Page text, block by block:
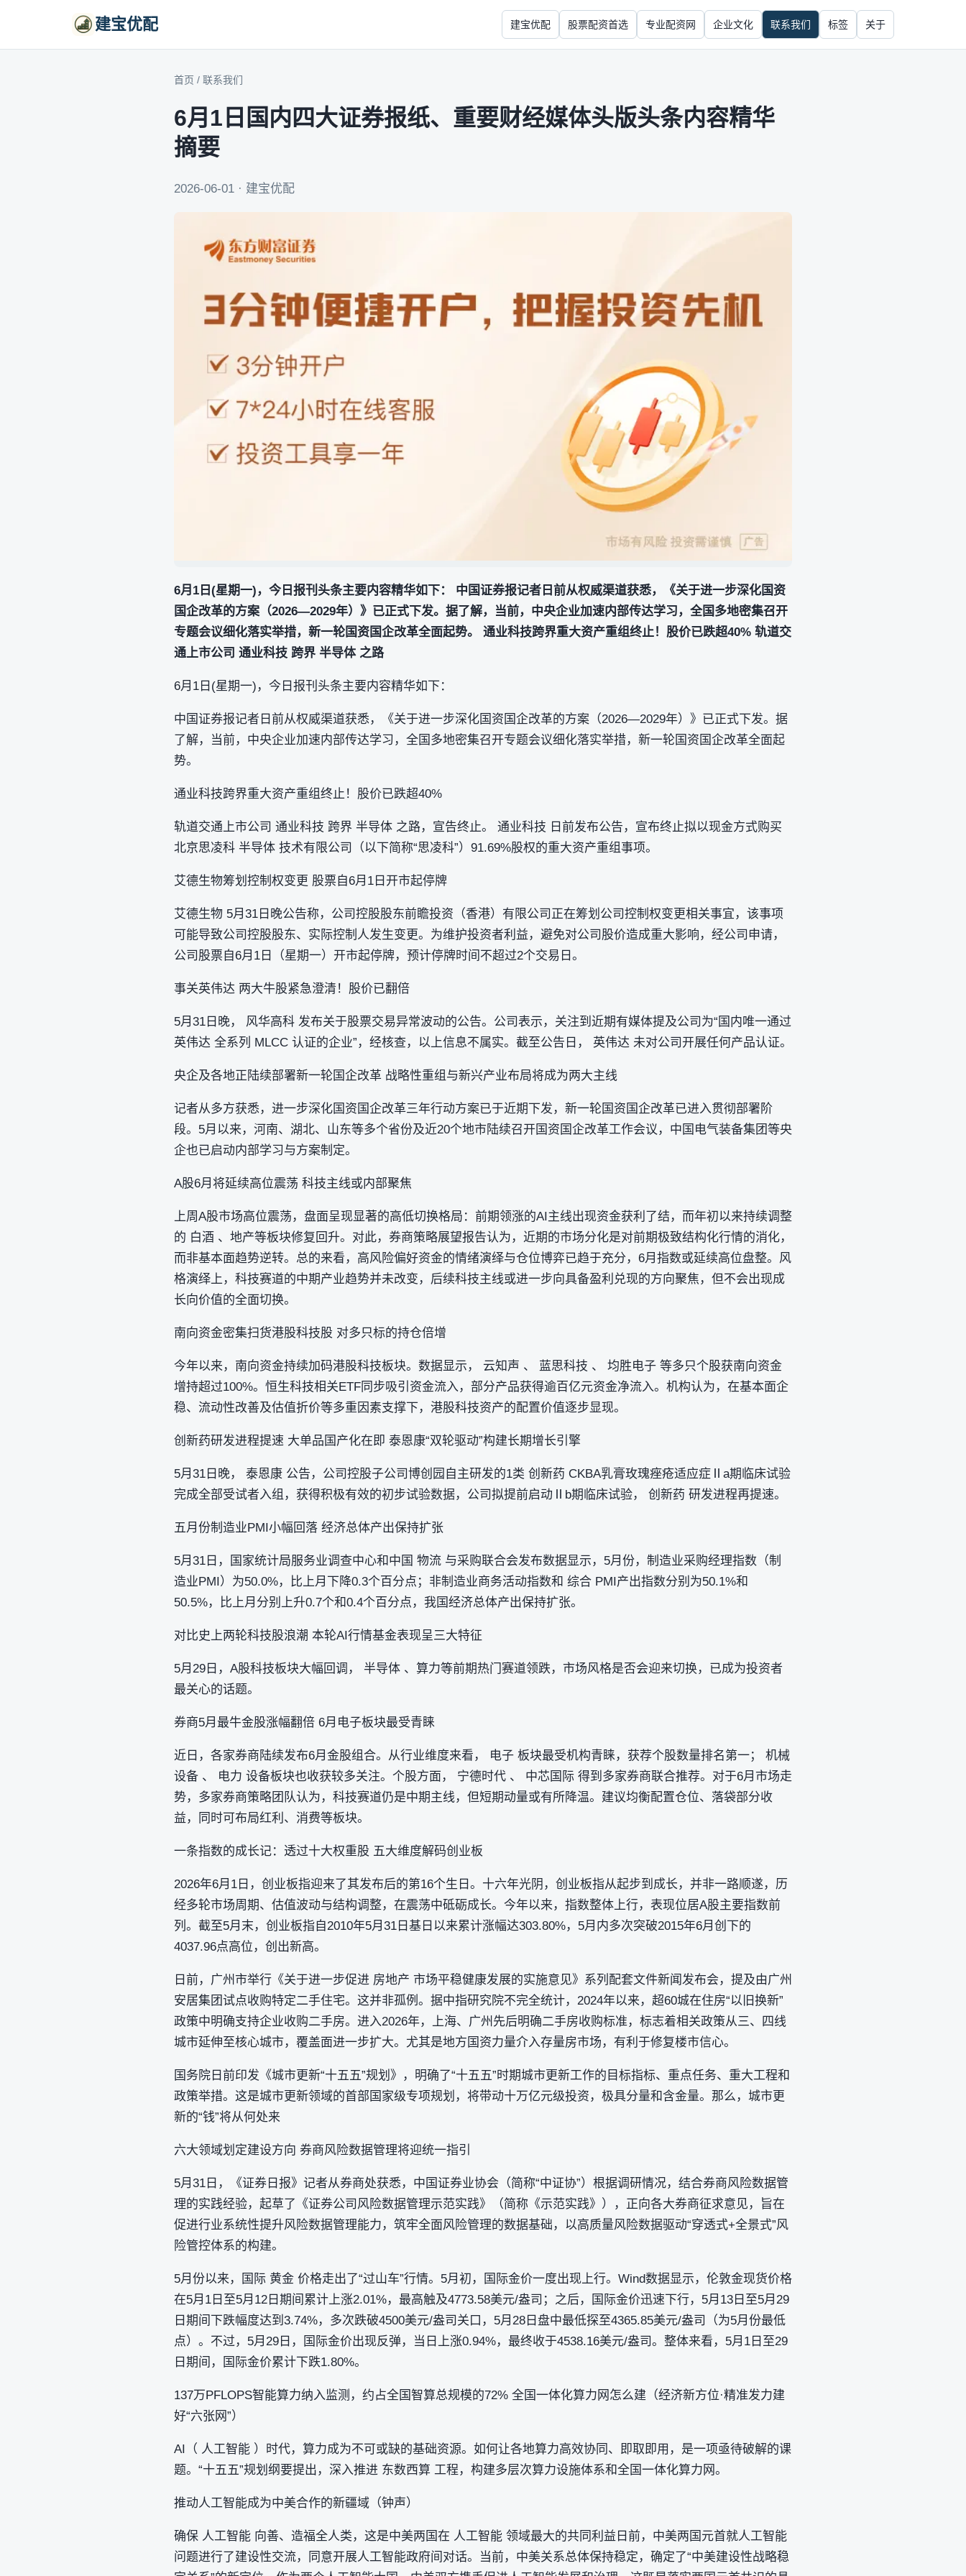
建宝优配 建宝优配 股票配资首选 专业配资网 企业文化 联系我们 标签 关于
首页 / 联系我们
6月1日国内四大证券报纸、重要财经媒体头版头条内容精华
摘要
2026-06-01 · 建宝优配
6月1日(星期一)，今日报刊头条主要内容精华如下： 中国证券报记者日前从权威渠道获悉，《关于进一步深化国资
国企改革的方案（2026—2029年）》已正式下发。据了解，当前，中央企业加速内部传达学习，全国多地密集召开
专题会议细化落实举措，新一轮国资国企改革全面起势。 通业科技跨界重大资产重组终止！股价已跌超40% 轨道交
通上市公司 通业科技 跨界 半导体 之路
6月1日(星期一)，今日报刊头条主要内容精华如下：
中国证券报记者日前从权威渠道获悉，《关于进一步深化国资国企改革的方案（2026—2029年）》已正式下发。据
了解，当前，中央企业加速内部传达学习，全国多地密集召开专题会议细化落实举措，新一轮国资国企改革全面起
势。
通业科技跨界重大资产重组终止！股价已跌超40%
轨道交通上市公司 通业科技 跨界 半导体 之路，宣告终止。 通业科技 日前发布公告，宣布终止拟以现金方式购买
北京思凌科 半导体 技术有限公司（以下简称“思凌科”）91.69%股权的重大资产重组事项。
艾德生物筹划控制权变更 股票自6月1日开市起停牌
艾德生物 5月31日晚公告称，公司控股股东前瞻投资（香港）有限公司正在筹划公司控制权变更相关事宜，该事项
可能导致公司控股股东、实际控制人发生变更。为维护投资者利益，避免对公司股价造成重大影响，经公司申请，
公司股票自6月1日（星期一）开市起停牌，预计停牌时间不超过2个交易日。
事关英伟达 两大牛股紧急澄清！股价已翻倍
5月31日晚， 风华高科 发布关于股票交易异常波动的公告。公司表示，关注到近期有媒体提及公司为“国内唯一通过
英伟达 全系列 MLCC 认证的企业”，经核查，以上信息不属实。截至公告日， 英伟达 未对公司开展任何产品认证。
央企及各地正陆续部署新一轮国企改革 战略性重组与新兴产业布局将成为两大主线
记者从多方获悉，进一步深化国资国企改革三年行动方案已于近期下发，新一轮国资国企改革已进入贯彻部署阶
段。5月以来，河南、湖北、山东等多个省份及近20个地市陆续召开国资国企改革工作会议，中国电气装备集团等央
企也已启动内部学习与方案制定。
A股6月将延续高位震荡 科技主线或内部聚焦
上周A股市场高位震荡，盘面呈现显著的高低切换格局：前期领涨的AI主线出现资金获利了结，而年初以来持续调整
的 白酒 、地产等板块修复回升。对此，券商策略展望报告认为，近期的市场分化是对前期极致结构化行情的消化，
而非基本面趋势逆转。总的来看，高风险偏好资金的情绪演绎与仓位博弈已趋于充分，6月指数或延续高位盘整。风
格演绎上，科技赛道的中期产业趋势并未改变，后续科技主线或进一步向具备盈利兑现的方向聚焦，但不会出现成
长向价值的全面切换。
南向资金密集扫货港股科技股 对多只标的持仓倍增
今年以来，南向资金持续加码港股科技板块。数据显示， 云知声 、 蓝思科技 、 均胜电子 等多只个股获南向资金
增持超过100%。恒生科技相关ETF同步吸引资金流入，部分产品获得逾百亿元资金净流入。机构认为，在基本面企
稳、流动性改善及估值折价等多重因素支撑下，港股科技资产的配置价值逐步显现。
创新药研发进程提速 大单品国产化在即 泰恩康“双轮驱动”构建长期增长引擎
5月31日晚， 泰恩康 公告，公司控股子公司博创园自主研发的1类 创新药 CKBA乳膏玫瑰痤疮适应症Ⅱa期临床试验
完成全部受试者入组，获得积极有效的初步试验数据，公司拟提前启动Ⅱb期临床试验， 创新药 研发进程再提速。
五月份制造业PMI小幅回落 经济总体产出保持扩张
5月31日，国家统计局服务业调查中心和中国 物流 与采购联合会发布数据显示，5月份，制造业采购经理指数（制
造业PMI）为50.0%，比上月下降0.3个百分点；非制造业商务活动指数和 综合 PMI产出指数分别为50.1%和
50.5%，比上月分别上升0.7个和0.4个百分点，我国经济总体产出保持扩张。
对比史上两轮科技股浪潮 本轮AI行情基金表现呈三大特征
5月29日，A股科技板块大幅回调， 半导体 、算力等前期热门赛道领跌，市场风格是否会迎来切换，已成为投资者
最关心的话题。
券商5月最牛金股涨幅翻倍 6月电子板块最受青睐
近日，各家券商陆续发布6月金股组合。从行业维度来看， 电子 板块最受机构青睐，获荐个股数量排名第一； 机械
设备 、 电力 设备板块也收获较多关注。个股方面， 宁德时代 、 中芯国际 得到多家券商联合推荐。对于6月市场走
势，多家券商策略团队认为，科技赛道仍是中期主线，但短期动量或有所降温。建议均衡配置仓位、落袋部分收
益，同时可布局红利、消费等板块。
一条指数的成长记：透过十大权重股 五大维度解码创业板
2026年6月1日，创业板指迎来了其发布后的第16个生日。十六年光阴，创业板指从起步到成长，并非一路顺遂，历
经多轮市场周期、估值波动与结构调整，在震荡中砥砺成长。今年以来，指数整体上行，表现位居A股主要指数前
列。截至5月末，创业板指自2010年5月31日基日以来累计涨幅达303.80%，5月内多次突破2015年6月创下的
4037.96点高位，创出新高。
日前，广州市举行《关于进一步促进 房地产 市场平稳健康发展的实施意见》系列配套文件新闻发布会，提及由广州
安居集团试点收购特定二手住宅。这并非孤例。据中指研究院不完全统计，2024年以来，超60城在住房“以旧换新”
政策中明确支持企业收购二手房。进入2026年，上海、广州先后明确二手房收购标准，标志着相关政策从三、四线
城市延伸至核心城市，覆盖面进一步扩大。尤其是地方国资力量介入存量房市场，有利于修复楼市信心。
国务院日前印发《城市更新“十五五”规划》，明确了“十五五”时期城市更新工作的目标指标、重点任务、重大工程和
政策举措。这是城市更新领域的首部国家级专项规划，将带动十万亿元级投资，极具分量和含金量。那么，城市更
新的“钱”将从何处来
六大领域划定建设方向 券商风险数据管理将迎统一指引
5月31日，《证券日报》记者从券商处获悉，中国证券业协会（简称“中证协”）根据调研情况，结合券商风险数据管
理的实践经验，起草了《证券公司风险数据管理示范实践》（简称《示范实践》），正向各大券商征求意见，旨在
促进行业系统性提升风险数据管理能力，筑牢全面风险管理的数据基础，以高质量风险数据驱动“穿透式+全景式”风
险管控体系的构建。
5月份以来，国际 黄金 价格走出了“过山车”行情。5月初，国际金价一度出现上行。Wind数据显示，伦敦金现货价格
在5月1日至5月12日期间累计上涨2.01%，最高触及4773.58美元/盎司；之后，国际金价迅速下行，5月13日至5月29
日期间下跌幅度达到3.74%，多次跌破4500美元/盎司关口，5月28日盘中最低探至4365.85美元/盎司（为5月份最低
点）。不过，5月29日，国际金价出现反弹，当日上涨0.94%，最终收于4538.16美元/盎司。整体来看，5月1日至29
日期间，国际金价累计下跌1.80%。
137万PFLOPS智能算力纳入监测，约占全国智算总规模的72% 全国一体化算力网怎么建（经济新方位·精准发力建
好“六张网”）
AI（ 人工智能 ）时代，算力成为不可或缺的基础资源。如何让各地算力高效协同、即取即用，是一项亟待破解的课
题。“十五五”规划纲要提出，深入推进 东数西算 工程，构建多层次算力设施体系和全国一体化算力网。
推动人工智能成为中美合作的新疆域（钟声）
确保 人工智能 向善、造福全人类，这是中美两国在 人工智能 领域最大的共同利益日前，中美两国元首就人工智能
问题进行了建设性交流，同意开展人工智能政府间对话。当前，中美关系总体保持稳定，确定了“中美建设性战略稳